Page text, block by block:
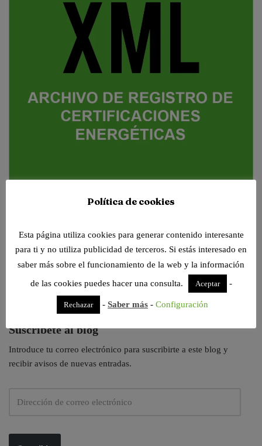
trabajar contigo. Pruébalos!
Escribimos sobre todas estas categorías. Elige tu
temática favorita
Suscríbete al blog
Introduce tu correo electrónico para suscribirte a este blog y
recibir avisos de nuevas entradas.
Política de cookies
Esta página utiliza cookies para generar contenido interesante
para ti y no utiliza publicidad de terceros. Si estás interesado en
saber más sobre el funcionamiento de la web y la información
de las cookies puedes hacer una consulta.
Aceptar -
Rechazar - Saber más - Configuración